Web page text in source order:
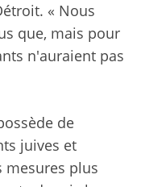
« Nous
que, mais pour
n'auraient pas
de
juives et
mesures plus